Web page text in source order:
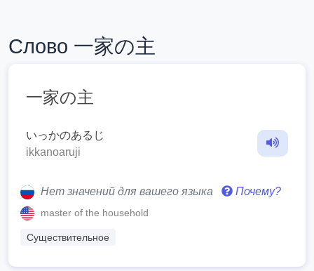
Слово 一家の主
一家の主
いっかのあるじ
ikkanoaruji
Нет значений для вашего языка Почему?
master of the household
Существительное